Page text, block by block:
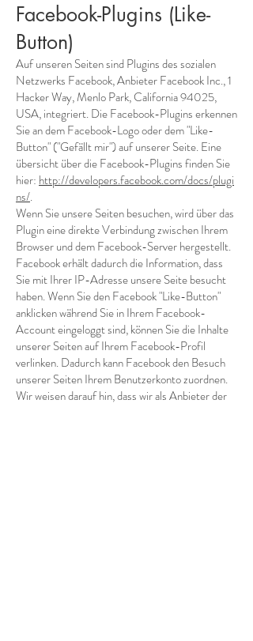
Facebook-Plugins (Like-
Button)
Auf unseren Seiten sind Plugins des sozialen
Netzwerks Facebook, Anbieter Facebook Inc., 1
Hacker Way, Menlo Park, California 94025,
USA, integriert. Die Facebook-Plugins erkennen
Sie an dem Facebook-Logo oder dem "Like-
Button" ("Gefällt mir") auf unserer Seite. Eine
übersicht über die Facebook-Plugins finden Sie
hier: http://developers.facebook.com/docs/plugi
ns/.
Wenn Sie unsere Seiten besuchen, wird über das
Plugin eine direkte Verbindung zwischen Ihrem
Browser und dem Facebook-Server hergestellt.
Facebook erhält dadurch die Information, dass
Sie mit Ihrer IP-Adresse unsere Seite besucht
haben. Wenn Sie den Facebook "Like-Button"
anklicken während Sie in Ihrem Facebook-
Account eingeloggt sind, können Sie die Inhalte
unserer Seiten auf Ihrem Facebook-Profil
verlinken. Dadurch kann Facebook den Besuch
unserer Seiten Ihrem Benutzerkonto zuordnen.
Wir weisen darauf hin, dass wir als Anbieter der